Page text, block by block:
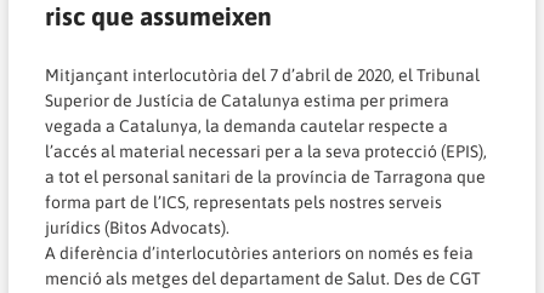
risc que assumeixen
Mitjançant interlocutòria del 7 d’abril de 2020, el Tribunal
Superior de Justícia de Catalunya estima per primera
vegada a Catalunya, la demanda cautelar respecte a
l’accés al material necessari per a la seva protecció (EPIS),
a tot el personal sanitari de la província de Tarragona que
forma part de l’ICS, representats pels nostres serveis
jurídics (Bitos Advocats).
A diferència d’interlocutòries anteriors on només es feia
menció als metges del departament de Salut. Des de CGT